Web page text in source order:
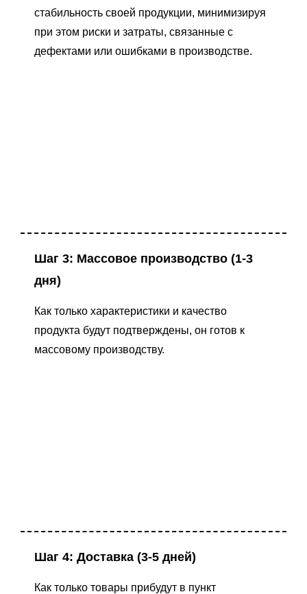
стабильность своей продукции, минимизируя
при этом риски и затраты, связанные с
дефектами или ошибками в производстве.
Шаг 3: Массовое производство (1-3
дня)
Как только характеристики и качество
продукта будут подтверждены, он готов к
массовому производству.
Шаг 4: Доставка (3-5 дней)
Как только товары прибудут в пункт